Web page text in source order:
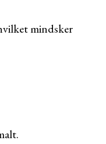
mindsker